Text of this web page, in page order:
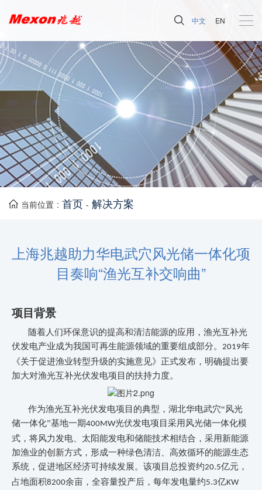
中文 EN
当前位置 : 首页 - 解决方案
上海兆越助力华电武穴风光储一体化项
目奏响“渔光互补交响曲”
项目 背景
随着人们环保意识的提高和清洁能源的应用，渔光互补光
伏发电产业成为我国可再生能源领域的重要组成部分。 2019年
《关于促进渔业转型升级的实施意见》正式发布，明确提出要
加大对渔光互补光伏发电项目的扶持力度。
作为渔光互补光伏发电项目的典型，湖北华电武穴“风光
储一体化”基地一期400MW光伏发电项目采用风光储一体化模
式，将风力发电、太阳能发电和储能技术相结合，采用新能源
加渔业的创新方式，形成一种绿色清洁、高效循环的能源生态
系统，促进地区经济可持续发展。该项目总投资约20.5亿元，
占地面积8200余亩，全容量投产后，每年发电量约5.3亿KW